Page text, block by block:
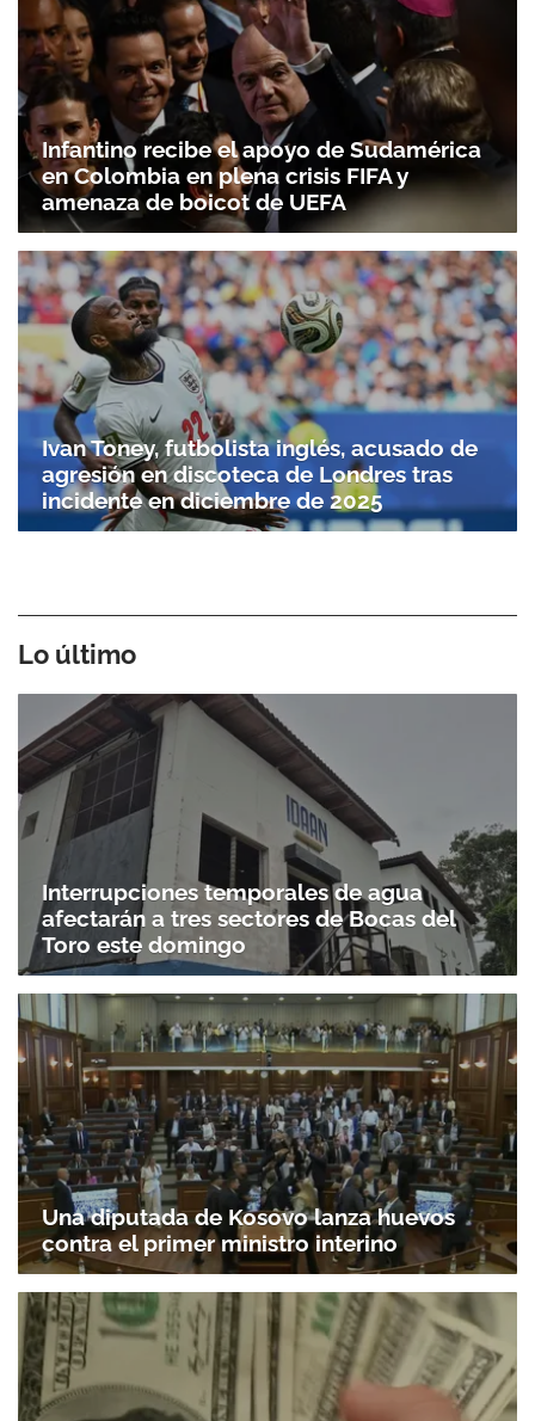
Infantino recibe el apoyo de Sudamérica
en Colombia en plena crisis FIFA y
amenaza de boicot de UEFA
Ivan Toney, futbolista inglés, acusado de
agresión en discoteca de Londres tras
incidente en diciembre de 2025
Lo último
Interrupciones temporales de agua
afectarán a tres sectores de Bocas del
Toro este domingo
Una diputada de Kosovo lanza huevos
contra el primer ministro interino